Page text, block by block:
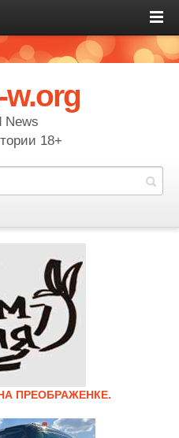
w.org
News
18+
ПРЕОБРАЖЕНКЕ.